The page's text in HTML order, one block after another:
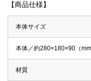
【商品仕様】
本体サイズ
本体／約280×180×90（
材質